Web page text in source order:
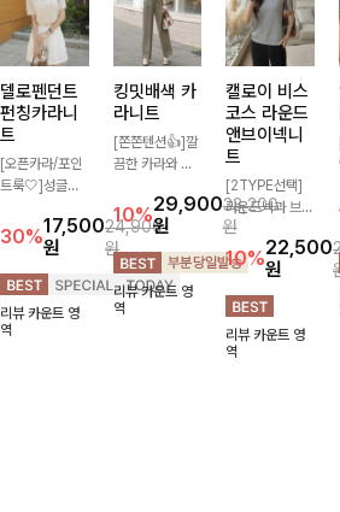
델로펜던트
펀칭카라니
트
[오픈카라/포인
트룩🤍]성글한
통기성 느껴지는
카라 니트! 내추
럴하게 떨어지는
여유핏에 오픈
카라 디테일 더
해져 꾸안꾸 무
30%17,500
원
24,900
원
리뷰 카운트 영
역
킹밋배색 카
라니트
[쫀쫀텐션👍]깔
끔한 카라와 반
만나 하나만 입
어도 완성도 높
은 스타일링을
연출해드려요 부
담 없이 즐기기
좋은 데일리 니
10%29,900
원
33,200
원
리뷰 카운트 영
역
캘로이 비스
코스 라운드
앤브이넥니
트
[2TYPE선택]
라운드넥과 브이
넥 두 가지 디자
인으로 취향에
맞게 선택 가능
한 베이직 니트
🤍 깔끔한 실루
엣과 부드러운
착용감으로 단독
10%22,500
원
리뷰 카운트 영
역